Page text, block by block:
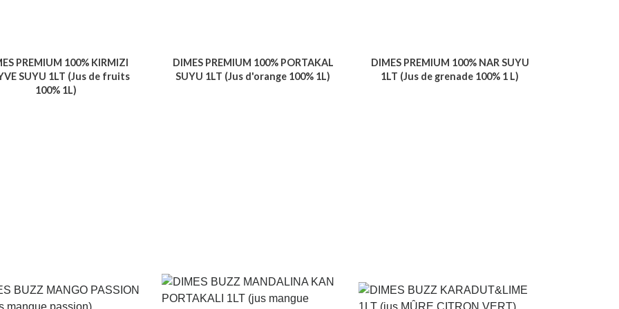
PREMIUM 100% KIRMIZI
SUYU 1LT (Jus de fruits
100% 1L)
DIMES PREMIUM 100% PORTAKAL
SUYU 1LT (Jus d'orange 100% 1L)
DIMES PREMIUM 100% NAR SUYU
1LT (Jus de grenade 100% 1 L)